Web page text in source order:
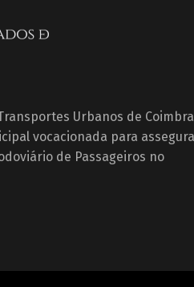
Urbanos de Coimbra
vocacionada para
de Passageiros no